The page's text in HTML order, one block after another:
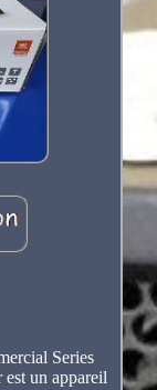
Series
un appareil